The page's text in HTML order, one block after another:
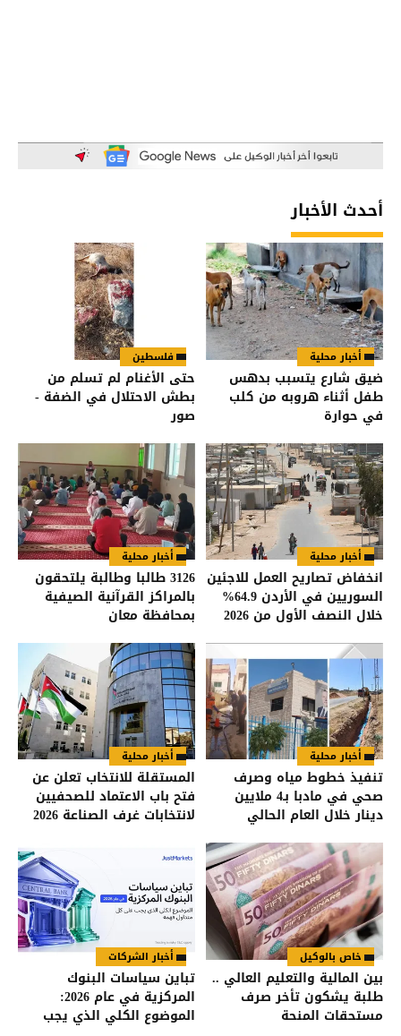
أحدث الأخبار
أخبار محلية
ضيق شارع يتسبب بدهس
طفل أثناء هروبه من كلب
في حوارة
فلسطين
حتى الأغنام لم تسلم من
بطش الاحتلال في الضفة -
صور
أخبار محلية
انخفاض تصاريح العمل للاجئين
السوريين في الأردن 64.9%
خلال النصف الأول من 2026
أخبار محلية
3126 طالبا وطالبة يلتحقون
بالمراكز القرآنية الصيفية
بمحافظة معان
أخبار محلية
تنفيذ خطوط مياه وصرف
صحي في مادبا بـ4 ملايين
دينار خلال العام الحالي
أخبار محلية
المستقلة للانتخاب تعلن عن
فتح باب الاعتماد للصحفيين
لانتخابات غرف الصناعة 2026
خاص بالوكيل
بين المالية والتعليم العالي ..
طلبة يشكون تأخر صرف
مستحقات المنحة
أخبار الشركات
تباين سياسات البنوك
المركزية في عام 2026:
الموضوع الكلي الذي يجب